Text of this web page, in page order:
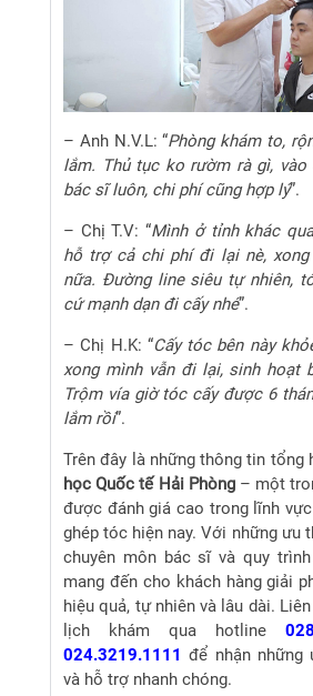
– Anh N.V.L: “Phòng khám to,
lắm. Thủ tục ko rườm rà gì,
bác sĩ luôn, chi phí cũng hợp lý”.
– Chị T.V: “Mình ở tỉnh khác
hỗ trợ cả chi phí đi lại nè,
nữa. Đường line siêu tự nhiên,
cứ mạnh dạn đi cấy nhé”.
– Chị H.K: “Cấy tóc bên này
xong mình vẫn đi lại, sinh hoạt
Trộm vía giờ tóc cấy được 6
lắm rồi”.
Trên đây là những thông tin tổng
học Quốc tế Hải Phòng– một
được đánh giá cao trong lĩnh
ghép tóc hiện nay. Với những ưu
chuyên môn bác sĩ và quy
mang đến cho khách hàng giải
hiệu quả, tự nhiên và lâu dài.
lịch khám qua hotline
024.3219.1111 để nhận
và hỗ trợ nhanh chóng.